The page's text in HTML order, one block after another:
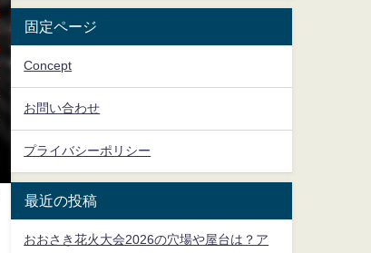
固定ページ
Concept
お問い合わせ
プライバシーポリシー
最近の投稿
おおさき花火大会2026の穴場や屋台は？ア